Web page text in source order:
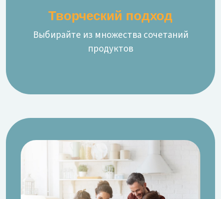
Творческий подход
Выбирайте из множества сочетаний
продуктов